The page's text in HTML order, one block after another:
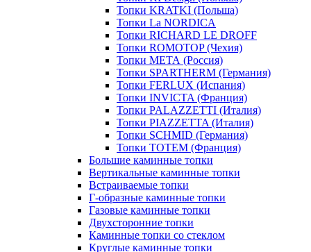
Топки KRATKI (Польша)
Топки La NORDICA
Топки RICHARD LE DROFF
Топки ROMOTOP (Чехия)
Топки МЕТА (Россия)
Топки SPARTHERM (Германия)
Топки FERLUX (Испания)
Топки INVICTA (Франция)
Топки PALAZZETTI (Италия)
Топки PIAZZETTA (Италия)
Топки SCHMID (Германия)
Топки TOTEM (Франция)
Большие каминные топки
Вертикальные каминные топки
Встраиваемые топки
Г-образные каминные топки
Газовые каминные топки
Двухсторонние топки
Каминные топки со стеклом
Круглые каминные топки